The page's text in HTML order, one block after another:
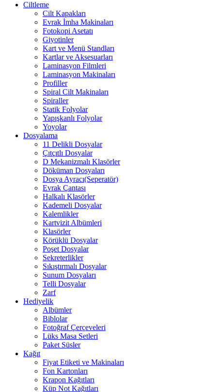
Ciltleme
Cilt Kapakları
Evrak İmha Makinaları
Fotokopi Asetatı
Giyotinler
Kart ve Menü Standları
Kartlar ve Aksesuarları
Laminasyon Filmleri
Laminasyon Makinaları
Profiller
Spiral Cilt Makinaları
Spiraller
Statik Folyolar
Yapışkanlı Folyolar
Yoyolar
Dosyalama
11 Delikli Dosyalar
Çıtçıtlı Dosyalar
D Mekanizmalı Klasörler
Döküman Dosyaları
Dosya Ayracı(Seperatör)
Evrak Çantası
Halkalı Klasörler
Kademeli Dosyalar
Kalemlikler
Kartvizit Albümleri
Klasörler
Körüklü Dosyalar
Poşet Dosyalar
Sekreterlikler
Sıkıştırmalı Dosyalar
Sunum Dosyaları
Telli Dosyalar
Zarf
Hediyelik
Albümler
Biblolar
Fotoğraf Çerçeveleri
Lüks Masa Setleri
Paket Süsler
Kağıt
Fiyat Etiketi ve Makinaları
Fon Kartonları
Krapon Kağıtları
Küp Not Kağıtları